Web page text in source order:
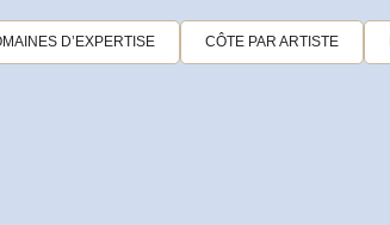
D’EXPERTISE CÔTE PAR ARTISTE